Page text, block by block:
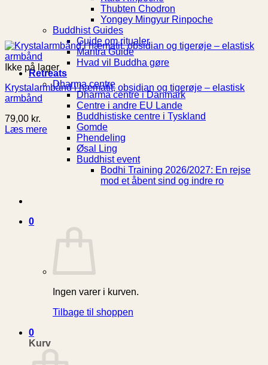
Thubten Chodron
Yongey Mingyur Rinpoche
Buddhist Guides
Guide om ritualer
Mantra Guide
Hvad vil Buddha gøre
Retreats
Dharma centre
Dharma centre i Danmark
Centre i andre EU Lande
Buddhistiske centre i Tyskland
Gomde
Phendeling
Øsal Ling
Buddhist event
Bodhi Training 2026/2027: En rejse
mod et åbent sind og indre ro
0
Ingen varer i kurven.
Tilbage til shoppen
0
Kurv
Ikke på lager
Krystalarmbånd i hæmatit, obsidian og tigerøje – elastisk
armbånd
79,00 kr.
Læs mere